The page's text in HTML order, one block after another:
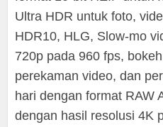
Ultra HDR untuk foto,
HDR10, HLG, Slow-mo
720p pada 960 fps,
perekaman video, dan
hari dengan format RAW
dengan hasil resolusi 4K